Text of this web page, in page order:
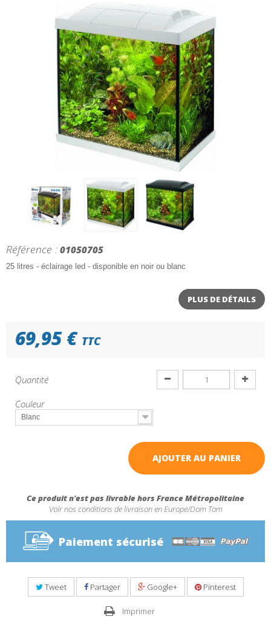
Référence : 01050705
25 litres - éclairage led - disponible en noir ou blanc
PLUS DE DÉTAILS
69,95 € TTC
Quantité
Couleur
Blanc
AJOUTER AU PANIER
Ce produit n'est pas livrable hors France Métropolitaine
Voir nos conditions de livraison en Europe/Dom Tom
Paiement sécurisé
Tweet Partager Google+ Pinterest
Imprimer